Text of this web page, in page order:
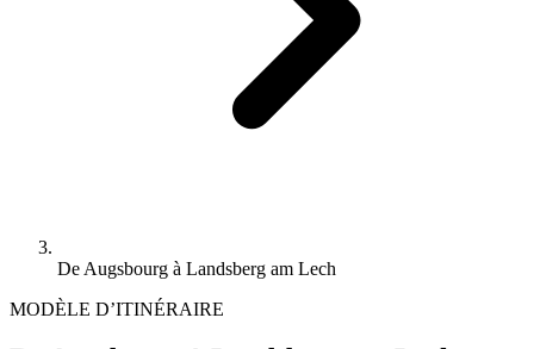
De Augsbourg à Landsberg am Lech
MODÈLE D’ITINÉRAIRE